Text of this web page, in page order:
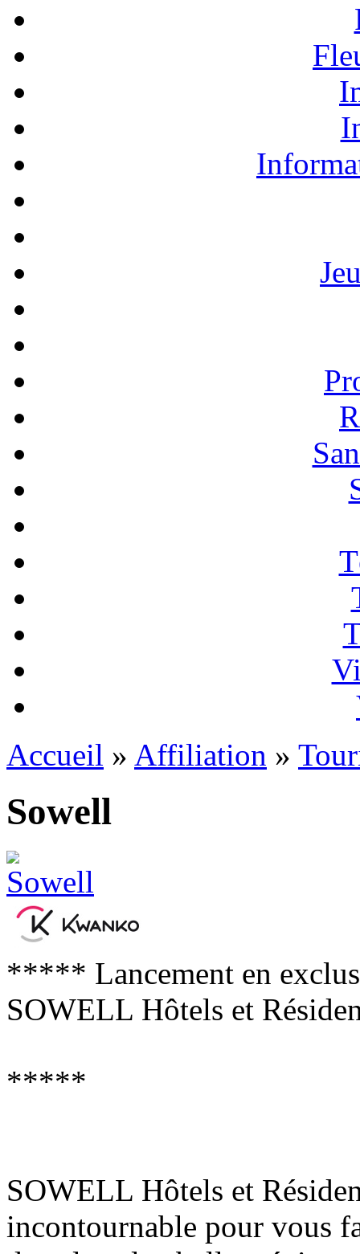
Accueil » Affiliation »
Sowell
***** Lancement en
SOWELL Hôtels et
*****
SOWELL Hôtels et
incontournable pour vous